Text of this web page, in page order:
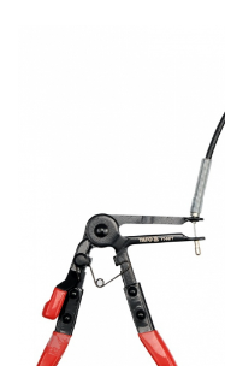
Dispozitive de sablat &
Dispozitive spalat piese
Dulapuri Bancuri
Bancuri de lucru
Carucioare pentru marfa
Cutii pentru scule
Dulapuri echipate
Dulapuri pentru scule